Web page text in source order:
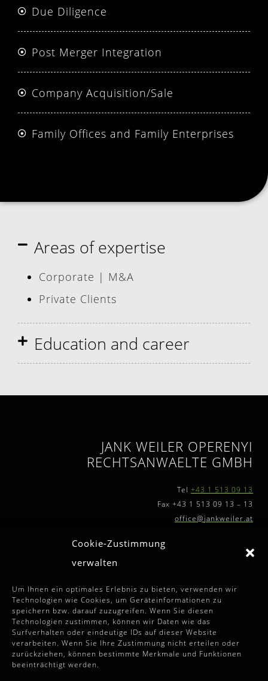
Cookie-Zustimmung
verwalten
Um Ihnen ein optimales Erlebnis zu bieten, verwenden wir
Technologien wie Cookies, um Geräteinformationen zu
speichern bzw. darauf zuzugreifen. Wenn Sie diesen
Technologien zustimmen, können wir Daten wie das
Surfverhalten oder eindeutige IDs auf dieser Website
verarbeiten. Wenn Sie Ihre Zustimmung nicht erteilen oder
zurückziehen, können bestimmte Merkmale und Funktionen
beeinträchtigt werden.
Due Diligence
Post Merger Integration
Company Acquisition/Sale
Family Offices and Family Enterprises
Areas of expertise
Corporate | M&A
Private Clients
Education and career
JANK WEILER OPERENYI
RECHTSANWAELTE GMBH
Tel +43 1 513 09 13
Fax +43 1 513 09 13 – 13
office@jankweiler.at
FURTHER INFORMATIONS
Terms and Conditions
Disclaimer
Imprint